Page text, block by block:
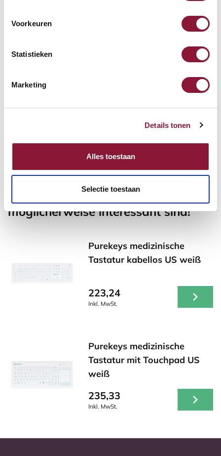
Voorkeuren
Statistieken
Marketing
Details tonen
Alles toestaan
Selectie toestaan
Purekeys medizinische Maus
Inkl. MwSt.
Andere Produkte, die für Sie
möglicherweise interessant sind!
Purekeys medizinische
Tastatur kabellos US weiß
223,24
Inkl. MwSt.
Purekeys medizinische
Tastatur mit Touchpad US
weiß
235,33
Inkl. MwSt.